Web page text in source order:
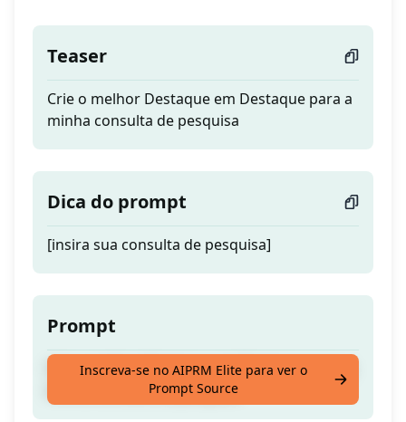
Teaser
Crie o melhor Destaque em Destaque para a
minha consulta de pesquisa
Dica do prompt
[insira sua consulta de pesquisa]
Prompt
Crie o melhor Destaque em Destaque para a
minha consulta de pesquisa
Inscreva-se no AIPRM Elite para ver o
Prompt Source